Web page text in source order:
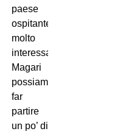
paese
ospitante
molto
interessante.
Magari
possiamo
far
partire
un po’ di